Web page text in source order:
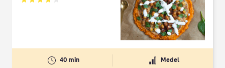
Betyg: 3.74 av 5
40 min Medel